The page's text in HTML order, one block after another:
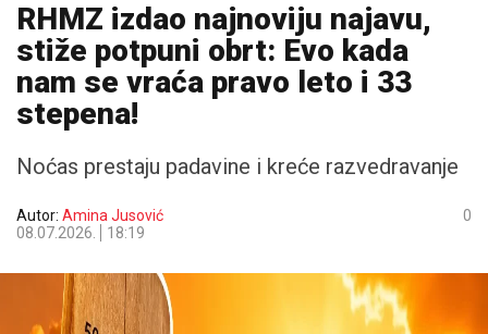
RHMZ izdao najnoviju najavu,
stiže potpuni obrt: Evo kada
nam se vraća pravo leto i 33
stepena!
Noćas prestaju padavine i kreće razvedravanje
Autor: Amina Jusović
08.07.2026.
18:19
0